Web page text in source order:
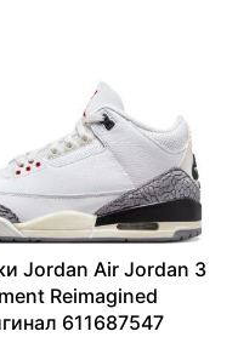
Jordan Air Jordan 3
Reimagined
611687547